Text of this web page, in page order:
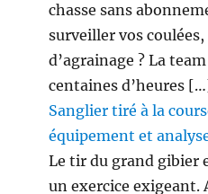
chasse sans
surveiller vos
d’agrainage ? La
centaines d’heures
Sanglier tiré à la
équipement et
Le tir du grand gibier
un exercice exigeant.